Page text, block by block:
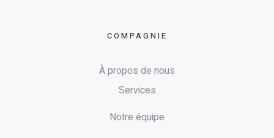
COMPAGNIE
À propos de nous
Services
Notre équipe